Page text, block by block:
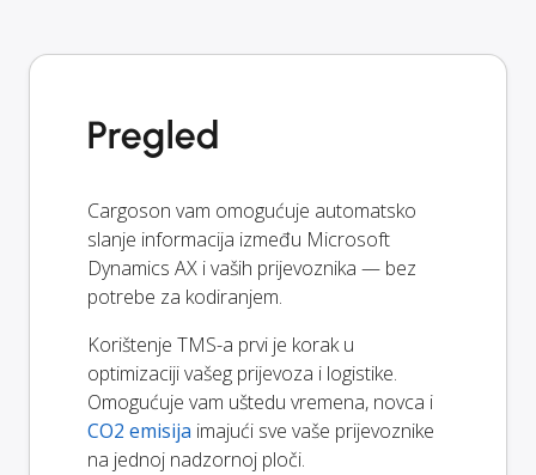
Pregled
Cargoson vam omogućuje automatsko
slanje informacija između Microsoft
Dynamics AX i vaših prijevoznika — bez
potrebe za kodiranjem.
Korištenje TMS-a prvi je korak u
optimizaciji vašeg prijevoza i logistike.
Omogućuje vam uštedu vremena, novca i
CO2 emisija imajući sve vaše prijevoznike
na jednoj nadzornoj ploči.